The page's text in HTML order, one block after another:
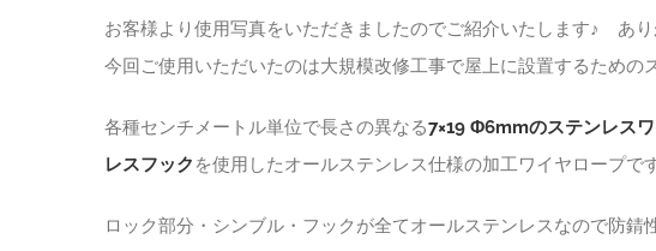
お客様より使用写真をいただきましたのでご紹介いたします♪ あ
今回ご使用いただいたのは大規模改修工事で屋上に設置するための
各種センチメートル単位で長さの異なる7×19 Φ6mmのステンレス
レスフック を使用したオールステンレス仕様の加工ワイヤロープです
ロック部分・シンブル・フックが全てオールステンレスなので防錆